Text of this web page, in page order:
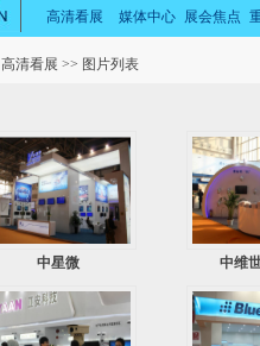
高清看展
媒体中心 展会焦点
高清看展 >> 图片列表
中星微 中维